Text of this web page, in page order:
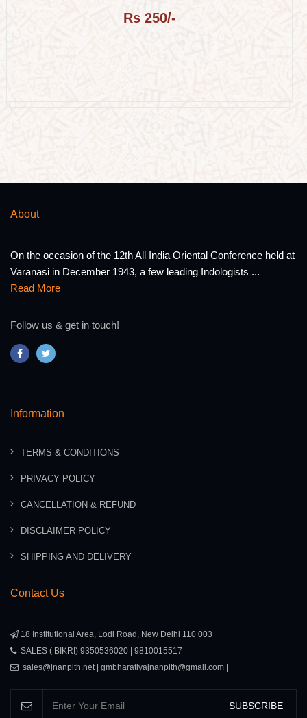
Rs 250/-
About
On the occasion of the 12th All India Oriental Conference held at
Varanasi in December 1943, a few leading Indologists ...
Read More
Follow us & get in touch!
Information
TERMS & CONDITIONS
PRIVACY POLICY
CANCELLATION & REFUND
DISCLAIMER POLICY
SHIPPING AND DELIVERY
Contact Us
18 Institutional Area, Lodi Road, New Delhi 110 003
SALES ( BIKRI) 9350536020 | 9810015517
sales@jnanpith.net | gmbharatiyajnanpith@gmail.com |
SUBSCRIBE